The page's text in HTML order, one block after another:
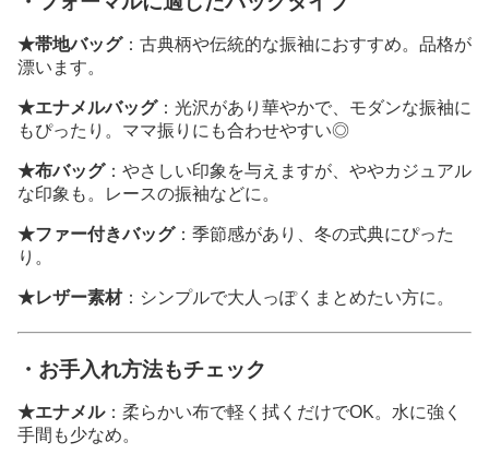
★帯地バッグ：古典柄や伝統的な振袖におすすめ。品格が
漂います。
★エナメルバッグ：光沢があり華やかで、モダンな振袖に
もぴったり。ママ振りにも合わせやすい◎
★布バッグ：やさしい印象を与えますが、ややカジュアル
な印象も。レースの振袖などに。
★ファー付きバッグ：季節感があり、冬の式典にぴった
り。
★レザー素材：シンプルで大人っぽくまとめたい方に。
・お手入れ方法もチェック
★エナメル：柔らかい布で軽く拭くだけでOK。水に強く
手間も少なめ。